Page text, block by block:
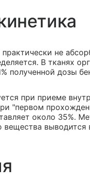
практически не
В тканях
полученной дозы
при приеме
"первом
около 35%.
вещества